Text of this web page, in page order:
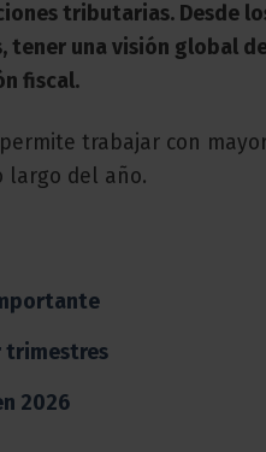
tributarias. Desde
tener una visión global
fiscal.
trabajar con
largo del año.
trimestres
2026